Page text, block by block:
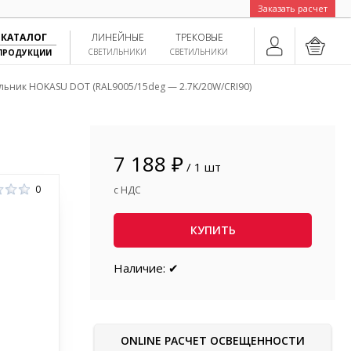
Заказать расчет
ТРЕКОВЫЕ
СВЕТИЛЬНИКИ
ЛИНЕЙНЫЕ
СВЕТИЛЬНИКИ
КАТАЛОГ
HOKASU DOT (RAL9005/15deg — 2.7K/20W/CRI90)
0
7 188 ₽ / 1 шт
с НДС
КУПИТЬ
Наличие: ✔
ONLINE РАСЧЕТ ОСВЕЩЕННОСТИ